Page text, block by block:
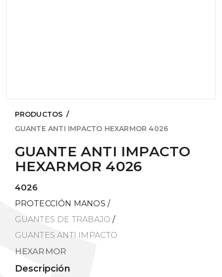
PRODUCTOS /
GUANTE ANTI IMPACTO HEXARMOR 4026
GUANTE ANTI IMPACTO
HEXARMOR 4026
4026
PROTECCIÓN MANOS /
GUANTES DE TRABAJO /
GUANTES ANTI IMPACTO
HEXARMOR
Descripción